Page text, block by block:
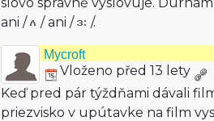
ani / /ani / /.
Mycroft
Vloženo před 13 lety
Keď pred pár týždňami dávali
priezvisko v upútavke na film